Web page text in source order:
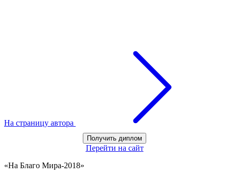
На страницу автора
Получить диплом
Перейти на сайт
«На Благо Мира-2018»